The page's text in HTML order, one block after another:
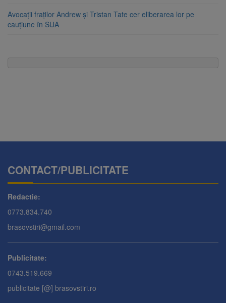
Avocații fraților Andrew și Tristan Tate cer eliberarea lor pe
cauțiune în SUA
CONTACT/PUBLICITATE
Redactie:
0773.834.740
brasovstiri@gmail.com
Publicitate:
0743.519.669
publicitate [@] brasovstiri.ro